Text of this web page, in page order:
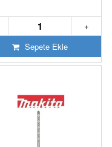
+
Sepete Ekle